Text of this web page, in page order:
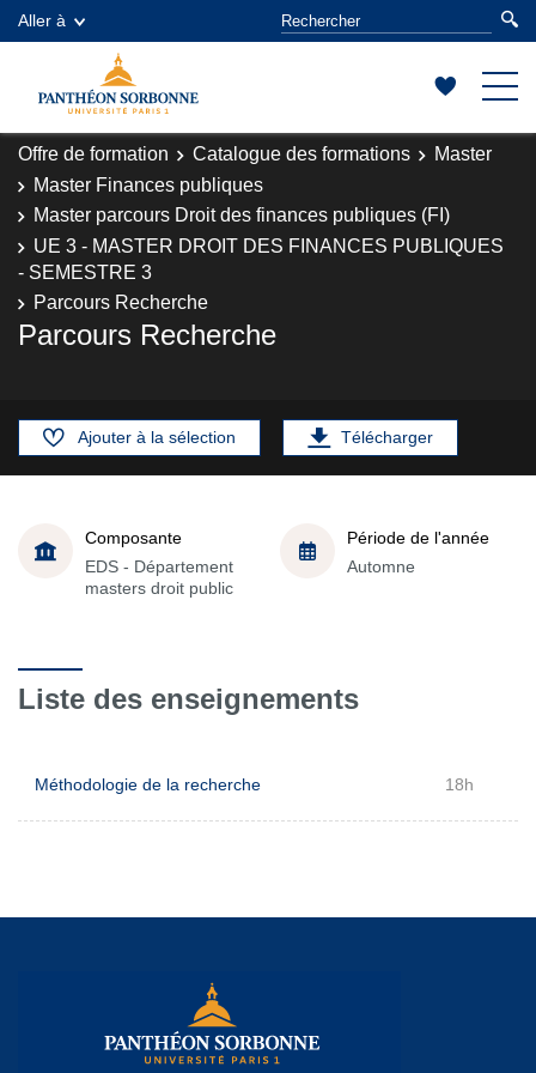
Aller à
Offre de formation Catalogue des formations
Master
Master Finances publiques
Master parcours Droit des finances publiques (FI)
UE 3 - MASTER DROIT DES FINANCES PUBLIQUES
- SEMESTRE 3
Parcours Recherche
Parcours Recherche
Ajouter à la sélection Télécharger
Composante
EDS - Département
masters droit public
Période de l'année
Automne
Liste des enseignements
Méthodologie de la recherche 18h